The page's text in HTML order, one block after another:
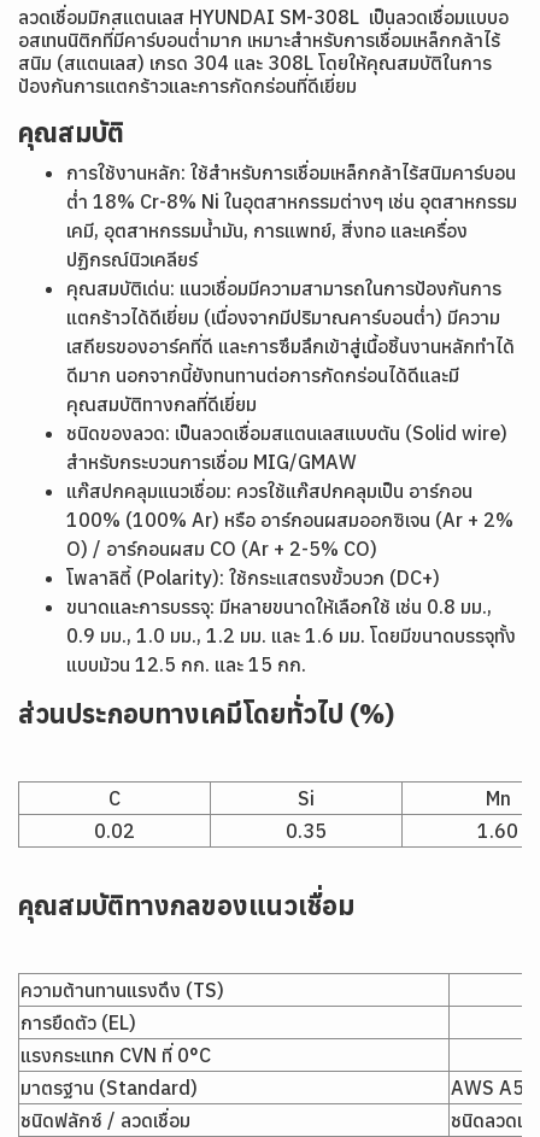
ลวดเชื่อมมิกสแตนเลส HYUNDAI SM-308L เป็นลวดเชื่อมแบบอ
อสเทนนิติกที่มีคาร์บอนต่ำมาก เหมาะสำหรับการเชื่อมเหล็กกล้าไร้
สนิม (สแตนเลส) เกรด 304 และ 308L โดยให้คุณสมบัติในการ
ป้องกันการแตกร้าวและการกัดกร่อนที่ดีเยี่ยม
คุณสมบัติ
การใช้งานหลัก: ใช้สำหรับการเชื่อมเหล็กกล้าไร้สนิมคาร์บอน
ต่ำ 18% Cr-8% Ni ในอุตสาหกรรมต่างๆ เช่น อุตสาหกรรม
เคมี, อุตสาหกรรมน้ำมัน, การแพทย์, สิ่งทอ และเครื่อง
ปฏิกรณ์นิวเคลียร์
คุณสมบัติเด่น: แนวเชื่อมมีความสามารถในการป้องกันการ
แตกร้าวได้ดีเยี่ยม (เนื่องจากมีปริมาณคาร์บอนต่ำ) มีความ
เสถียรของอาร์คที่ดี และการซึมลึกเข้าสู่เนื้อชิ้นงานหลักทำได้
ดีมาก นอกจากนี้ยังทนทานต่อการกัดกร่อนได้ดีและมี
คุณสมบัติทางกลที่ดีเยี่ยม
ชนิดของลวด: เป็นลวดเชื่อมสแตนเลสแบบตัน (Solid wire)
สำหรับกระบวนการเชื่อม MIG/GMAW
แก๊สปกคลุมแนวเชื่อม: ควรใช้แก๊สปกคลุมเป็น อาร์กอน
100% (100% Ar) หรือ อาร์กอนผสมออกซิเจน (Ar + 2%
O) / อาร์กอนผสม CO (Ar + 2-5% CO)
โพลาลิตี้ (Polarity): ใช้กระแสตรงขั้วบวก (DC+)
ขนาดและการบรรจุ: มีหลายขนาดให้เลือกใช้ เช่น 0.8 มม.,
0.9 มม., 1.0 มม., 1.2 มม. และ 1.6 มม. โดยมีขนาดบรรจุทั้ง
แบบม้วน 12.5 กก. และ 15 กก.
ส่วนประกอบทางเคมีโดยทั่วไป (%)
C Si
Mn
0.02
0.35 1.60
คุณสมบัติทางกลของแนวเชื่อม
ความต้านทานแรงดึง (TS)
การยืดตัว (EL)
แรงกระแทก CVN ที่ 0°C
มาตรฐาน (Standard)
AWS
ชนิดฟลักซ์ / ลวดเชื่อม
ชนิดลวดแ